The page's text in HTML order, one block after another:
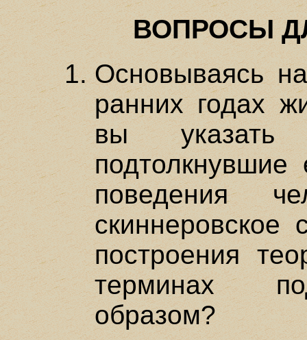
ВОПРОСЫ
Основываясь
ранних годах
вы указать
подтолкнувшие
поведения
скиннеровское
построения
терминах
образом?